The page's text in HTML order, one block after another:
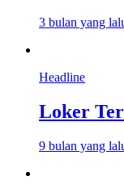
3 bulan yang
Headline
Loker
9 bulan yang